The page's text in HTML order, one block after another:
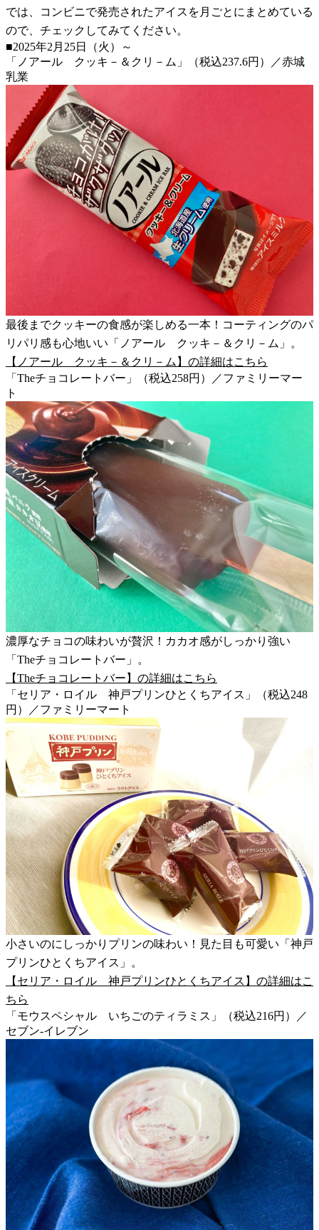
では、コンビニで発売されたアイスを月ごとにまとめている
ので、チェックしてみてください。
■2025年2月25日（火）～
「ノアール クッキ－＆クリ－ム」（税込237.6円）／赤城
乳業
最後までクッキーの食感が楽しめる一本！コーティングのパ
リパリ感も心地いい「ノアール クッキ－＆クリ－ム」。
【ノアール クッキ－＆クリ－ム】の詳細はこちら
「Theチョコレートバー」（税込258円）／ファミリーマー
ト
濃厚なチョコの味わいが贅沢！カカオ感がしっかり強い
「Theチョコレートバー」。
【Theチョコレートバー】の詳細はこちら
「セリア・ロイル 神戸プリンひとくちアイス」（税込248
円）／ファミリーマート
小さいのにしっかりプリンの味わい！見た目も可愛い「神戸
プリンひとくちアイス」。
【セリア・ロイル 神戸プリンひとくちアイス】の詳細はこ
ちら
「モウスペシャル いちごのティラミス」（税込216円）／
セブン-イレブン